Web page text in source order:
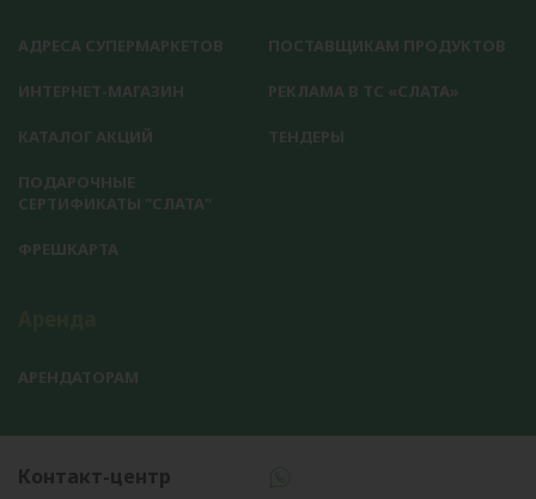
АДРЕСА СУПЕРМАРКЕТОВ
ИНТЕРНЕТ-МАГАЗИН
КАТАЛОГ АКЦИЙ
ПОДАРОЧНЫЕ
СЕРТИФИКАТЫ "СЛАТА"
ФРЕШКАРТА
ПОСТАВЩИКАМ ПРОДУКТОВ
РЕКЛАМА В ТС «СЛАТА»
ТЕНДЕРЫ
АРЕНДАТОРАМ
Контакт-центр